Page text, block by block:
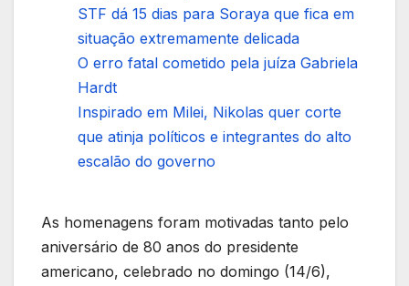
STF dá 15 dias para Soraya que fica em
situação extremamente delicada
O erro fatal cometido pela juíza Gabriela
Hardt
Inspirado em Milei, Nikolas quer corte
que atinja políticos e integrantes do alto
escalão do governo
As homenagens foram motivadas tanto pelo
aniversário de 80 anos do presidente
americano, celebrado no domingo (14/6),